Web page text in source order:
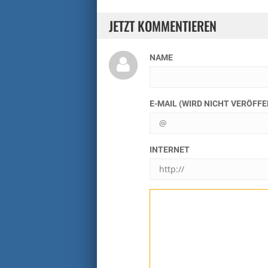
JETZT KOMMENTIEREN
NAME
E-MAIL (WIRD NICHT
INTERNET